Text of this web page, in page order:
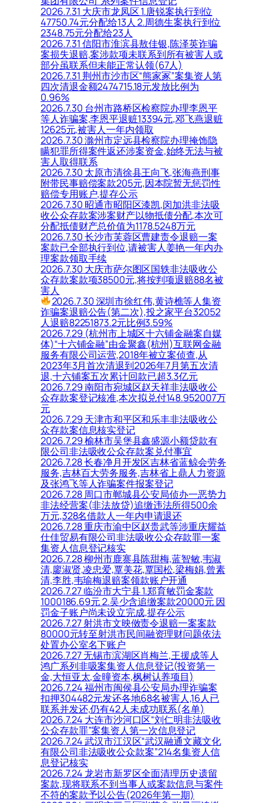
2026.7.31 大庆市龙凤区 1.唐锐案执行到位
47750.74元分配给13人 2.周德生案执行到位
2348.75元分配给23人
2026.7.31 信阳市淮滨县敖佳银,陈泽英诈骗
案损失退赔,案涉款项未联系到所有被害人或
部分虽联系但未能正常认领(67人)
2026.7.31 荆州市沙市区“熊家冢”案集资人第
四次清退金额2474715.18元发放比例为
0.96%
2026.7.30 台州市路桥区检察院办理李恩平
等人诈骗案,李恩平退赃13394元,邓飞燕退赃
12625元,被害人一年内领取
2026.7.30 滁州市定远县检察院办理掩饰隐
瞒犯罪所得案件返还涉案资金,始终无法与被
害人取得联系
2026.7.30 太原市清徐县王向飞,张海燕刑事
附带民事赔偿案款205元,因本院暂无惩罚性
赔偿专用账户,提存公示
2026.7.30 昭通市昭阳区漆凯,闵加洪非法吸
收公众存款案涉案财产以物抵债分配,本次可
分配抵债财产总价值为1178.5248万元
2026.7.30 长沙市芙蓉区曹建责令退赔一案
案款已全部执行到位,请被害人姜艳一年内办
理案款领取手续
2026.7.30 大庆市萨尔图区国轶非法吸收公
众存款案款项38500元,将按判项退赔88名被
害人
2026.7.30 深圳市徐红伟,黄诗樵等人集资
诈骗案退赔公告(第二次),投之家平台32052
人退赔82251873.2元比例3.59%
2026.7.29 (杭州市上城区十六铺金融案自媒
体)“十六铺金融”由金聚鑫(杭州)互联网金融
服务有限公司运营,2018年被立案侦查,从
2023年3月首次清退到2026年7月第五次清
退,十六铺案五次累计回款已超3.3亿元
2026.7.29 南阳市宛城区赵天祥非法吸收公
众存款案登记核准,本次拟兑付148.952007万
元
2026.7.29 天津市和平区和乐丰非法吸收公
众存款案信息核实登记
2026.7.29 榆林市吴堡县鑫盛源小额贷款有
限公司非法吸收公众存款案兑付事宜
2026.7.28 长春净月开发区吉林省蓝鲸会劳务
服务,吉林百大劳务服务,吉林省上鼎人力资源
及张鸿飞等人诈骗案件报案登记
2026.7.28 周口市郸城县公安局侦办一恶势力
非法经营案(非法放贷)追缴违法所得500余
万元,328名借款人一年内申请退还
2026.7.28 重庆市渝中区赵贵武等涉重庆耀益
仕佳贸易有限公司非法吸收公众存款罪一案
集资人信息登记核实
2026.7.28 柳州市鹿寨县陈甜梅,蓝智敏,韦淑
清,廖淑贤,凌忠爱,覃美花,覃国松,梁梅娟,曾素
清,李胜,韦瑜梅退赔案领款账户开通
2026.7.27 临汾市大宁县 1.郑育敏罚金案款
1000186.69元 2.吴少含追缴案款20000元 因
罚金子账户尚未设立完成,提存公示
2026.7.27 射洪市文映傚责令退赔一案案款
80000元转至射洪市民间融资理财问题依法
处置办公室名下账户
2026.7.27 无锡市滨湖区肖梅兰,王援成等人
鸿广系列非吸案集资人信息登记(投资第一
金,大恒亚太,金曈资本,枫树认养项目)
2026.7.24 福州市闽侯县公安局办理诈骗案
扣押304482元发还各地68名被害人,16人已
联系并发还,仍有42人未成功联系(名单)
2026.7.24 大连市沙河口区“刘仁明非法吸收
公众存款罪”案集资人第一次信息登记
2026.7.24 武汉市江汉区“武汉融通文藏文化
有限公司非法吸收公众款案”214名集资人信
息登记核实
2026.7.24 龙岩市新罗区全面清理历史遗留
案款,现将联系不到当事人或案款信息与案件
不符的案款予以公告(2026年第一期)